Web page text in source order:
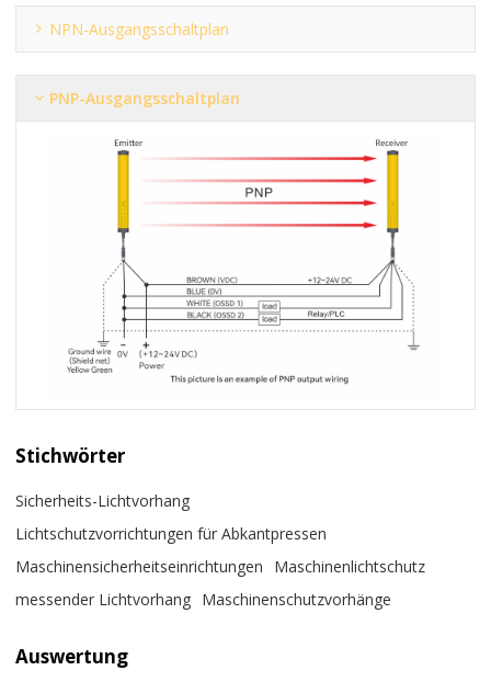
NPN-Ausgangsschaltplan
PNP-Ausgangsschaltplan
Stichwörter
Sicherheits-Lichtvorhang
Lichtschutzvorrichtungen für Abkantpressen
Maschinensicherheitseinrichtungen
Maschinenlichtschutz
messender Lichtvorhang Maschinenschutzvorhänge
Auswertung